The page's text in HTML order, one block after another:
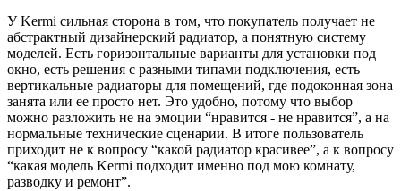
У Kermi сильная сторона в том, что покупатель получает не
абстрактный дизайнерский радиатор, а понятную систему
моделей. Есть горизонтальные варианты для установки под
окно, есть решения с разными типами подключения, есть
вертикальные радиаторы для помещений, где подоконная зона
занята или ее просто нет. Это удобно, потому что выбор
можно разложить не на эмоции “нравится - не нравится”, а на
нормальные технические сценарии. В итоге пользователь
приходит не к вопросу “какой радиатор красивее”, а к вопросу
“какая модель Kermi подходит именно под мою комнату,
разводку и ремонт”.